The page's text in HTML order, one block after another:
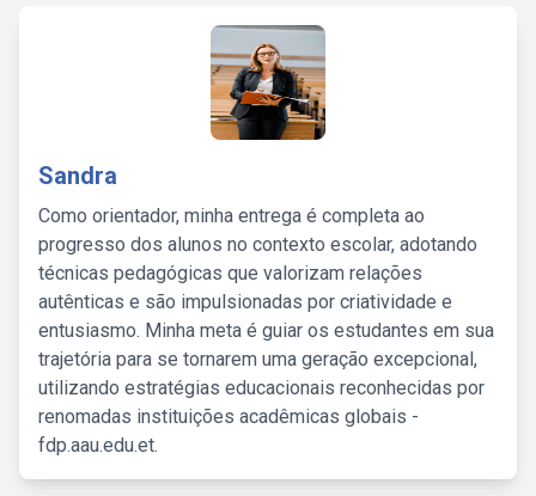
Sandra
Como orientador, minha entrega é completa ao
progresso dos alunos no contexto escolar, adotando
técnicas pedagógicas que valorizam relações
autênticas e são impulsionadas por criatividade e
entusiasmo. Minha meta é guiar os estudantes em sua
trajetória para se tornarem uma geração excepcional,
utilizando estratégias educacionais reconhecidas por
renomadas instituições acadêmicas globais -
fdp.aau.edu.et.